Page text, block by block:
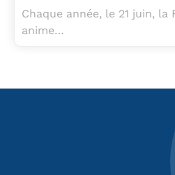
Chaque année, le 21 juin, la
anime…